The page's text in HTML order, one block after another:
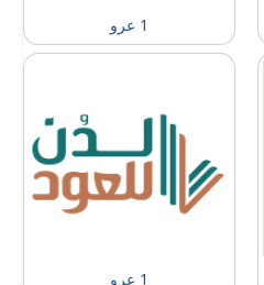
1 عرو
1 عرو